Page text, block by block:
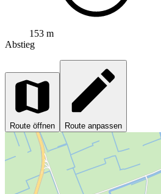
153 m
Abstieg
Route öffnen Route anpassen